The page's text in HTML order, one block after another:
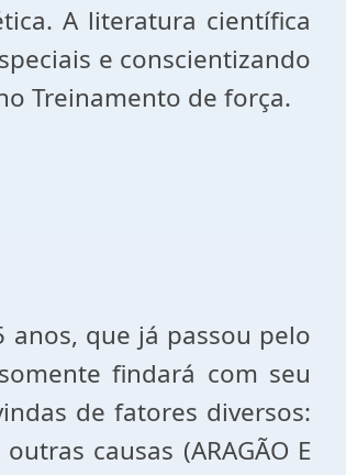
A literatura científica
e conscientizando
Treinamento de força.
que já passou pelo
findará com seu
de fatores diversos:
causas (ARAGÃO E